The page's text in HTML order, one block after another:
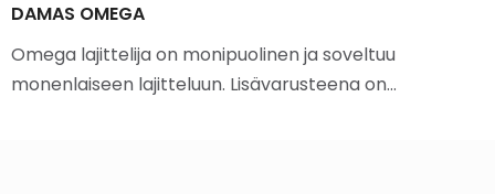
DAMAS OMEGA
Omega lajittelija on monipuolinen ja soveltuu
monenlaiseen lajitteluun. Lisävarusteena on…